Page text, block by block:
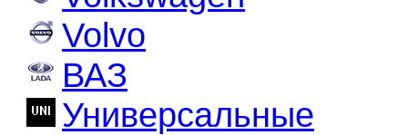
Volvo
ВАЗ
Универсальные